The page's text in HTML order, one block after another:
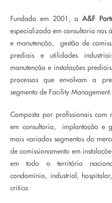
Fundada em 2001, a A&F
especializada em consultoria nas
e manutenção, gestão de
prediais e utilidades
manutenção e instalações
processos que envolvam a
segmento de Facility Management.
Composta por profissionais
em consultoria, implantação e
mais variados segmentos do
de comissionamento em
em todo o território
condomínio, industrial,
crítica.